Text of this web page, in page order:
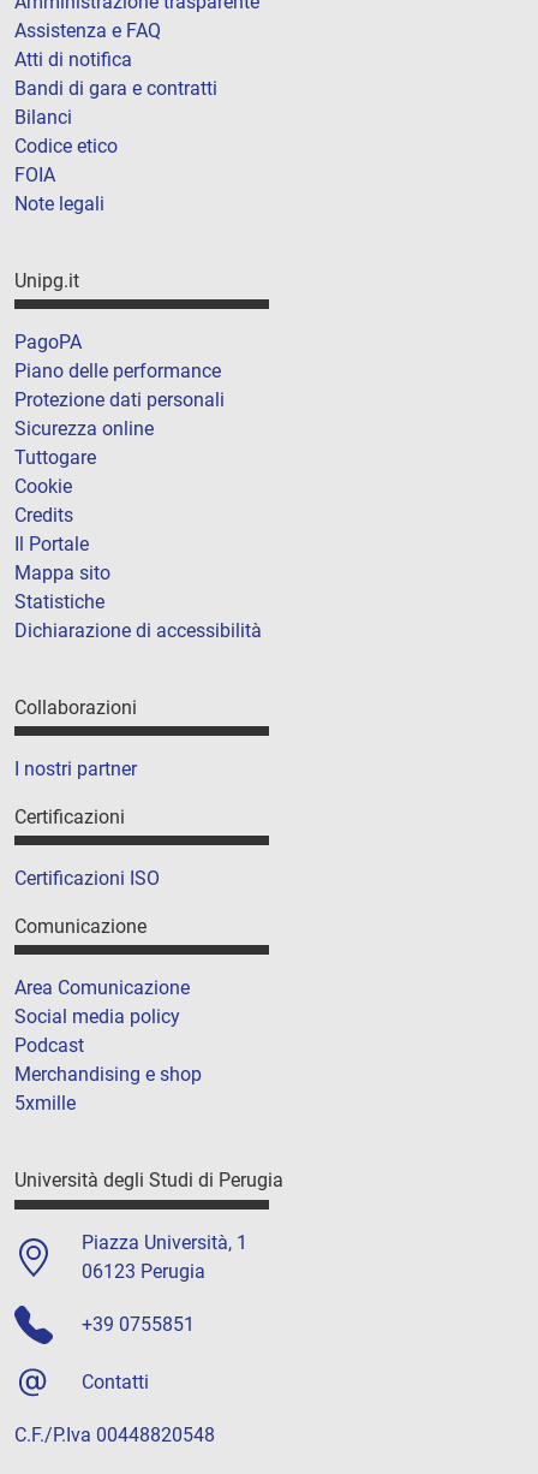
Assistenza e FAQ
Atti di notifica
Bandi di gara e contratti
Bilanci
Codice etico
FOIA
Note legali
Unipg.it
PagoPA
Piano delle performance
Protezione dati personali
Sicurezza online
Tuttogare
Cookie
Credits
Il Portale
Mappa sito
Statistiche
Dichiarazione di accessibilità
Collaborazioni
I nostri partner
Certificazioni
Certificazioni ISO
Comunicazione
Area Comunicazione
Social media policy
Podcast
Merchandising e shop
5xmille
Università degli Studi di Perugia
Piazza Università, 1
06123 Perugia
+39 0755851
Contatti
C.F./P.Iva 00448820548